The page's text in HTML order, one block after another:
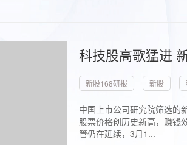
科技股高歌猛进
新股168研报 新股
中国上市公司研究院筛选的
股票价格创历史新高，赚钱
管仍在延续，3月1...